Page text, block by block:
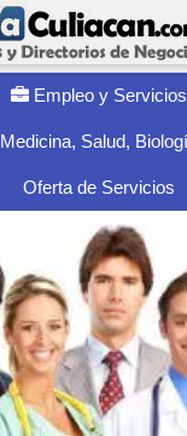
Empleo y Servicios
Medicina, Salud,
Oferta de Servicios